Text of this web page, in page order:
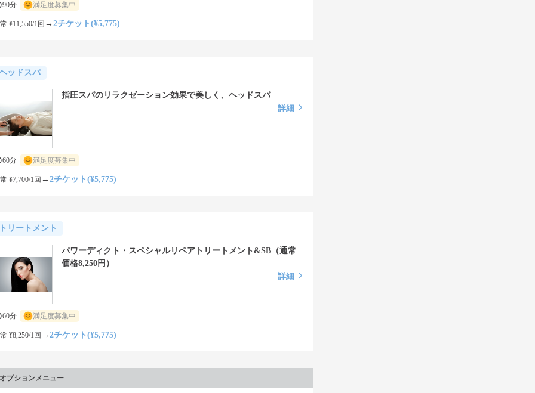
90分 満足度募集中
¥11,550/1回 → 2チケット(¥5,775)
ッドスパ
指圧スパのリラクゼーション効果で美しく、ヘッドスパ
詳細
60分 満足度募集中
¥7,700/1回 → 2チケット(¥5,775)
リートメント
パワーディクト・スペシャルリペアトリートメント&SB（通常
価格8,250円）
詳細
60分 満足度募集中
¥8,250/1回 → 2チケット(¥5,775)
プションメニュー